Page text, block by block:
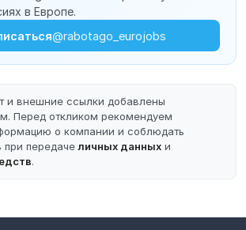
в Европе.
@rabotago_eurojobs
и внешние ссылки добавлены
Перед откликом рекомендуем
о компании и соблюдать
при передачеличных данных и
.